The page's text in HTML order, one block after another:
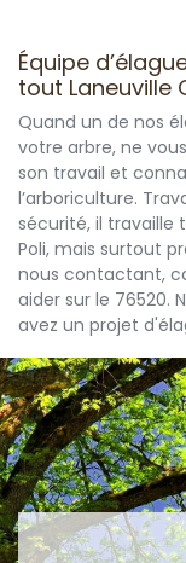
Équipe
tout Laneuville
Quand un de nos
votre arbre, ne
son travail et
l’arboriculture.
sécurité, il travaille
Poli, mais surtout
nous contactant,
aider sur le 76520.
avez un projet